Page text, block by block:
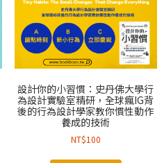
設計你的小習慣：史丹佛大學行
為設計實驗室精研，全球瘋IG背
後的行為設計學家教你慣性動作
養成的技術
NT$100